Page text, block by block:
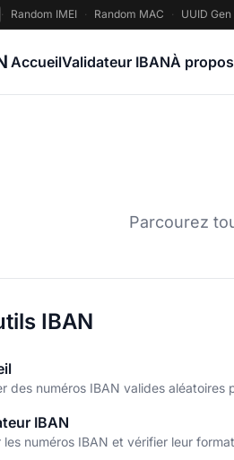
· Random IMEI · Random MAC · UUID Gen
AccueilValidateur IBANÀ propos
Parcourez
IBAN
des numéros IBAN valides aléatoires
IBAN
les numéros IBAN et vérifier leur format